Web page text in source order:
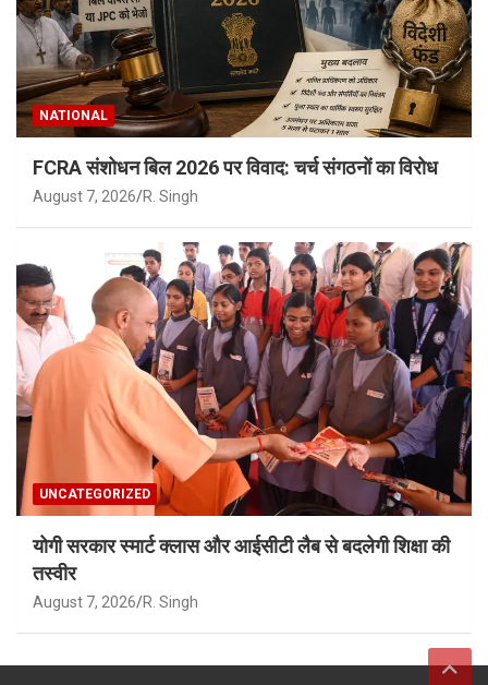
NATIONAL
FCRA संशोधन बिल 2026 पर विवाद: चर्च संगठनों का विरोध
August 7, 2026 R. Singh
UNCATEGORIZED
योगी सरकार स्मार्ट क्लास और आईसीटी लैब से बदलेगी शिक्षा की
तस्वीर
August 7, 2026 R. Singh